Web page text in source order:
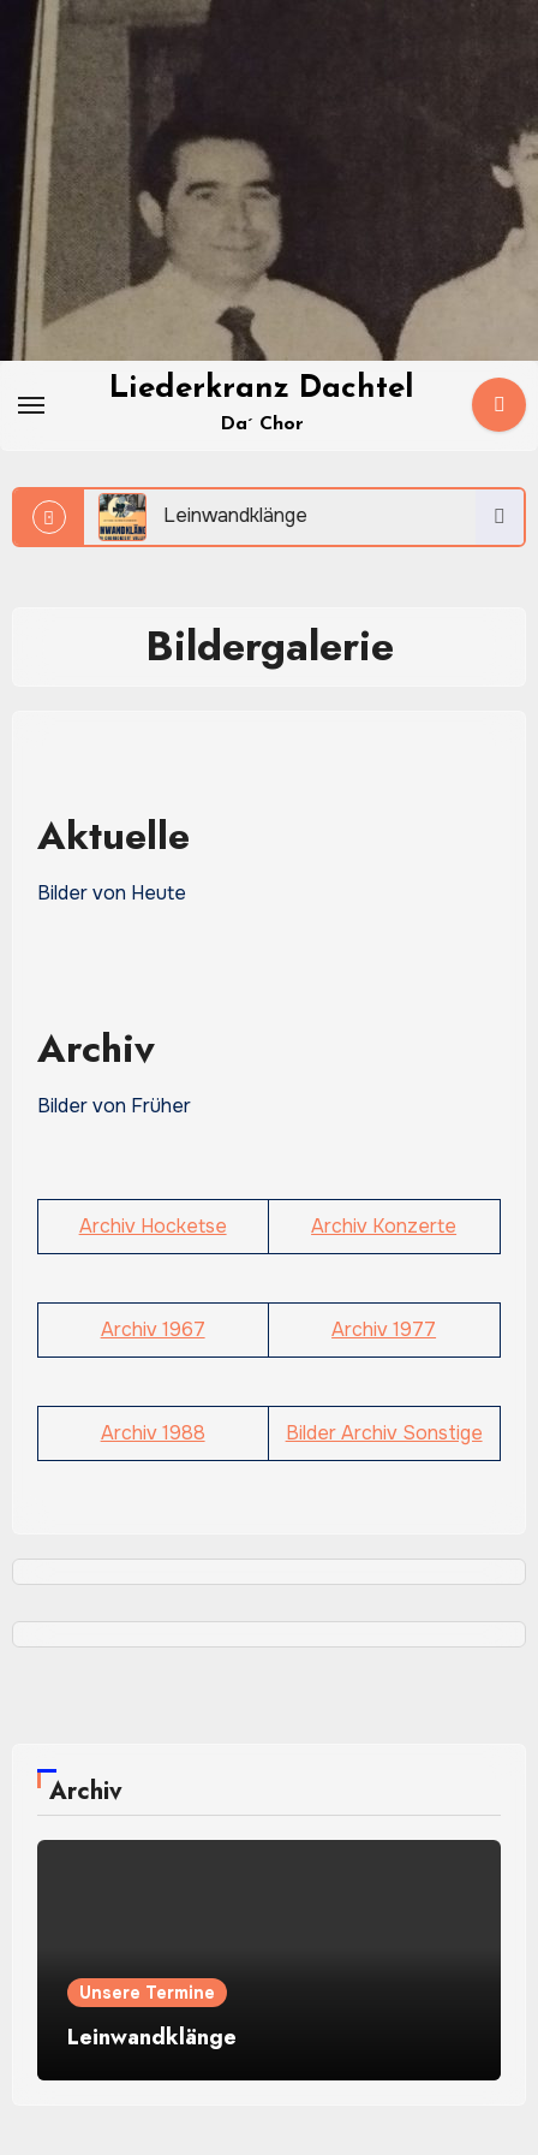
Zum
Inhalt
springen
Liederkranz Dachtel
Da´ Chor
Leinwandklänge
Bildergalerie
Aktuelle
Bilder von Heute
Archiv
Bilder von Früher
Archiv Hocketse Archiv Konzerte
Archiv 1967 Archiv 1977
Archiv 1988 Bilder Archiv Sonstige
Archiv
Unsere Termine
Leinwandklänge